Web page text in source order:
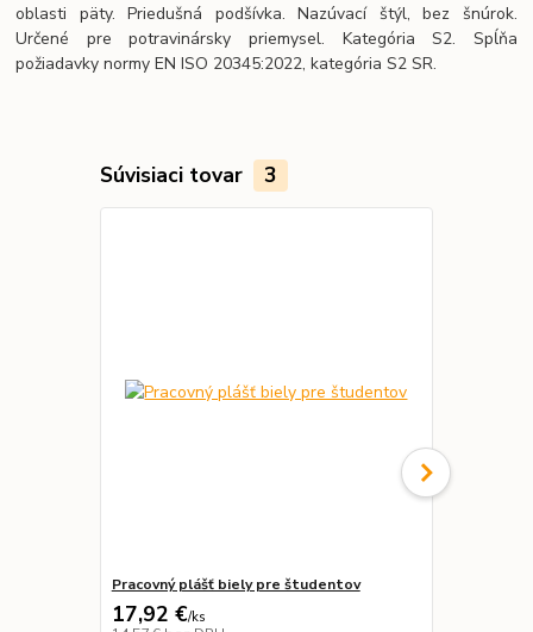
oblasti päty. Priedušná podšívka. Nazúvací štýl, bez šnúrok.
Určené pre potravinársky priemysel. Kategória S2. Spĺňa
požiadavky normy EN ISO 20345:2022, kategória S2 SR.
Súvisiaci tovar 3
Pracovný plášť biely pre študentov
17,92 €/ks